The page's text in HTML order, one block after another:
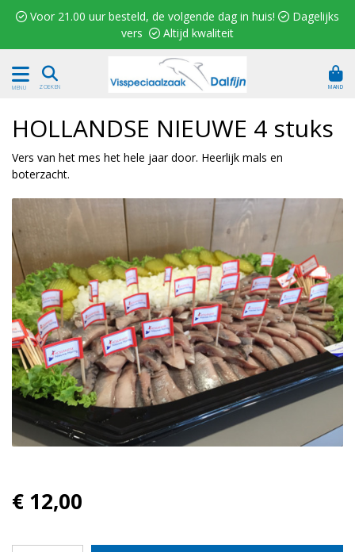
 Voor 21.00 uur besteld, de volgende dag in huis!  Dagelijks
vers  Altijd kwaliteit
MENU ZOEKEN MAND
HOLLANDSE NIEUWE 4 stuks
Vers van het mes het hele jaar door. Heerlijk mals en
boterzacht.
€ 12,00